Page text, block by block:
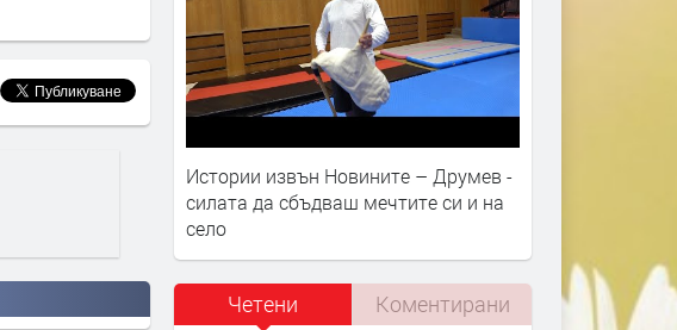
Истории извън Новините – Друмев -
силата да сбъдваш мечтите си и на
село
Четени Коментирани